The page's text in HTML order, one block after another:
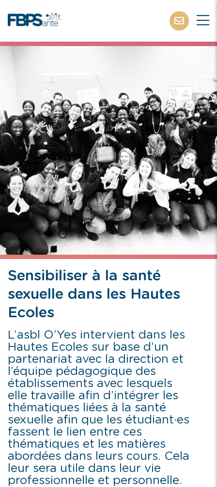
Sensibiliser à la santé
sexuelle dans les Hautes
Ecoles
L’asbl O’Yes intervient dans les
Hautes Ecoles sur base d’un
partenariat avec la direction et
l’équipe pédagogique des
établissements avec lesquels
elle travaille afin d’intégrer les
thématiques liées à la santé
sexuelle afin que les étudiant·es
fassent le lien entre ces
thématiques et les matières
abordées dans leurs cours. Cela
leur sera utile dans leur vie
professionnelle et personnelle.